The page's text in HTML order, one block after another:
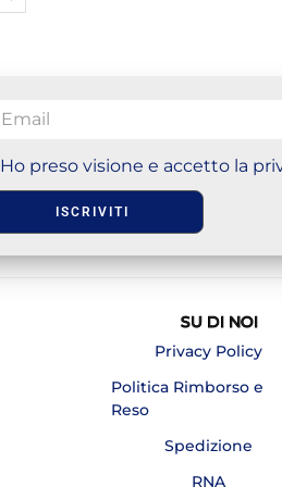
Ho preso visione e accetto la
ISCRIVITI
SU DI NOI
Privacy Policy
Politica Rimborso e
Reso
Spedizione
RNA